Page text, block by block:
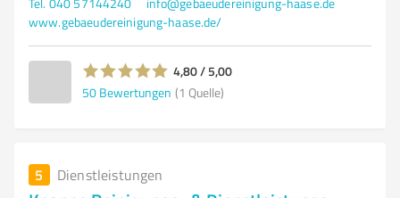
www.gebaeudereinigung-haase.de/
4,80 / 5,00
50 Bewertungen (1 Quelle)
5 Dienstleistungen